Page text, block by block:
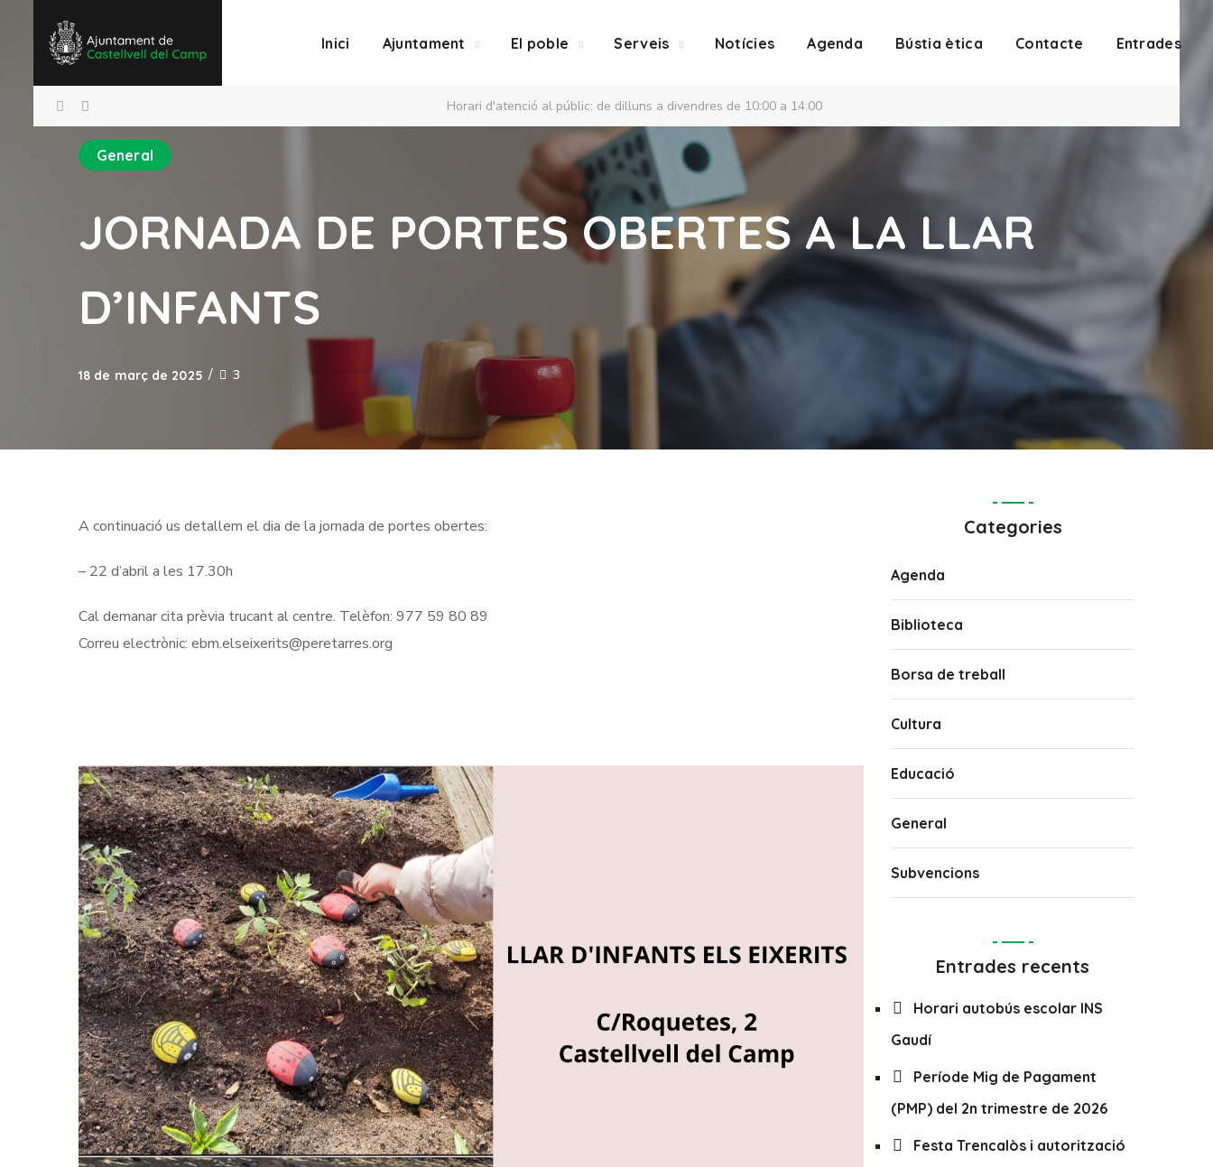
Inici Ajuntament El poble Serveis Notícies Agenda Bústia ètica Contacte Entrades
Horari d'atenció al públic: de dilluns a divendres de 10:00 a 14:00
General
JORNADA DE PORTES OBERTES A LA LLAR
D’INFANTS
18 de març de 2025 3
A continuació us detallem el dia de la jornada de portes obertes:
– 22 d’abril a les 17.30h
Cal demanar cita prèvia trucant al centre. Telèfon: 977 59 80 89
Correu electrònic: ebm.elseixerits@peretarres.org
Categories
Agenda
Biblioteca
Borsa de treball
Cultura
Educació
General
Subvencions
Entrades recents
Horari autobús escolar INS
Gaudí
Període Mig de Pagament
(PMP) del 2n trimestre de 2026
Festa Trencalòs i autorització